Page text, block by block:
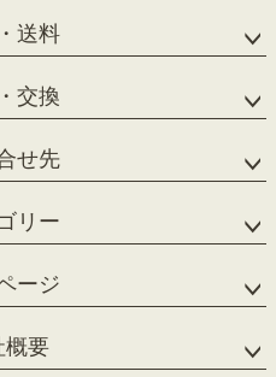
送料
交換
せ先
リー
ージ
概要